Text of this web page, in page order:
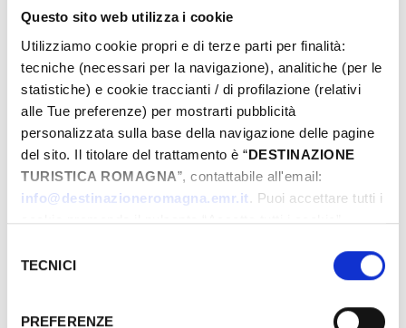
Questo sito web utilizza i cookie
Utilizziamo cookie propri e di terze parti per finalità:
tecniche (necessari per la navigazione), analitiche (per le
statistiche) e cookie traccianti / di profilazione (relativi
alle Tue preferenze) per mostrarti pubblicità
personalizzata sulla base della navigazione delle pagine
del sito. Il titolare del trattamento è “DESTINAZIONE
TURISTICA ROMAGNA”, contattabile all'email:
info@destinazioneromagna.emr.it. Puoi accettare tutti i
cookie premendo il pulsante “Accetta tutti i cookie”,
gestire le tue preferenze facendo clic su “Personalizza”.
Qualora acconsenti a tutti i cookie i Tuoi dati potranno
delTECNICI
PREFERENZE
Eventi di Pasqua Riviera Rimini
Dal
A
Comune